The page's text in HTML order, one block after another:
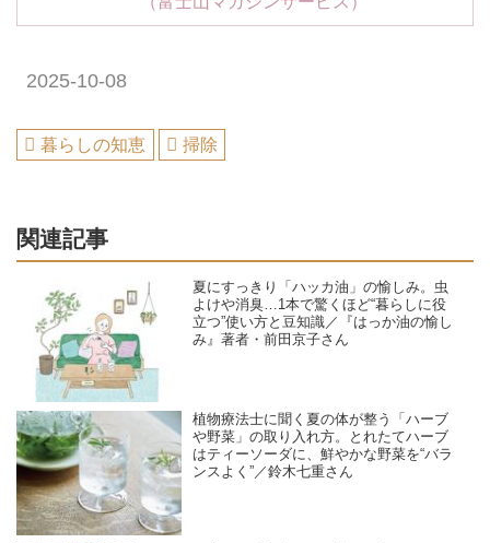
2025-10-08
暮らしの知恵 掃除
関連記事
夏にすっきり「ハッカ油」の愉しみ。虫
よけや消臭…1本で驚くほど“暮らしに役
立つ”使い方と豆知識／『はっか油の愉し
み』著者・前田京子さん
植物療法士に聞く夏の体が整う「ハーブ
や野菜」の取り入れ方。とれたてハーブ
はティーソーダに、鮮やかな野菜を“バラ
ンスよく”／鈴木七重さん